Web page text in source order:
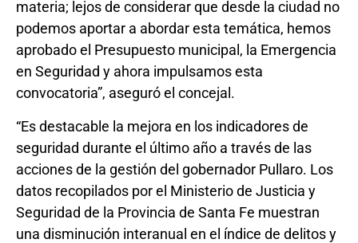
materia; lejos de considerar que desde la ciudad no
podemos aportar a abordar esta temática, hemos
aprobado el Presupuesto municipal, la Emergencia
en Seguridad y ahora impulsamos esta
convocatoria”, aseguró el concejal.
“Es destacable la mejora en los indicadores de
seguridad durante el último año a través de las
acciones de la gestión del gobernador Pullaro. Los
datos recopilados por el Ministerio de Justicia y
Seguridad de la Provincia de Santa Fe muestran
una disminución interanual en el índice de delitos y